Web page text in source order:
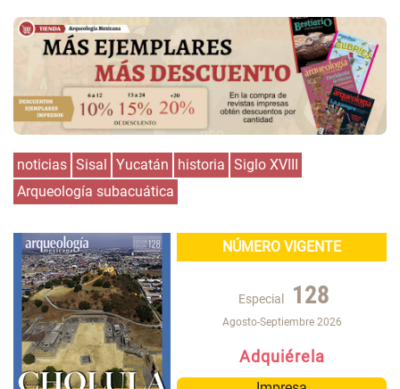
noticias Sisal Yucatán historia Siglo XVIII
Arqueología subacuática
NÚMERO VIGENTE
Especial 128
Agosto-Septiembre 2026
Adquiérela